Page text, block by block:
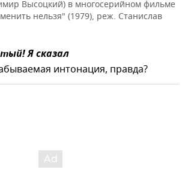
Высоцкий) в многосерийном фильме
нельзя" (1979), реж. Станислав
Я сказал
интонация, правда?